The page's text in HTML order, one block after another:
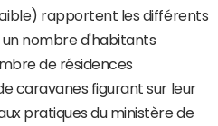
rapportent les différents
nombre d'habitants
de résidences
caravanes figurant sur leur
pratiques du ministère de